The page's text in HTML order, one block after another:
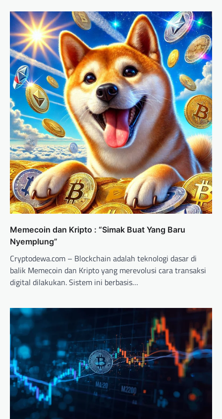
Memecoin dan Kripto : “Simak Buat Yang Baru
Nyemplung”
Cryptodewa.com – Blockchain adalah teknologi dasar di
balik Memecoin dan Kripto yang merevolusi cara transaksi
digital dilakukan. Sistem ini berbasis…